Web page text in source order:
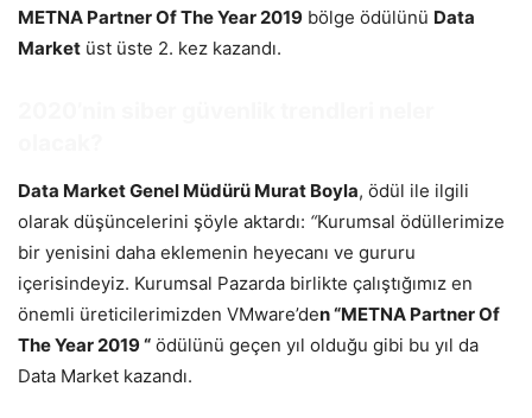
METNA Partner Of The Year 2019 bölge ödülünü Data
Market üst üste 2. kez kazandı.
Data Market Genel Müdürü Murat Boyla, ödül ile ilgili
olarak düşüncelerini şöyle aktardı: “Kurumsal ödüllerimize
bir yenisini daha eklemenin heyecanı ve gururu
içerisindeyiz. Kurumsal Pazarda birlikte çalıştığımız en
önemli üreticilerimizden VMware’den “METNA Partner Of
The Year 2019 “ ödülünü geçen yıl olduğu gibi bu yıl da
Data Market kazandı.